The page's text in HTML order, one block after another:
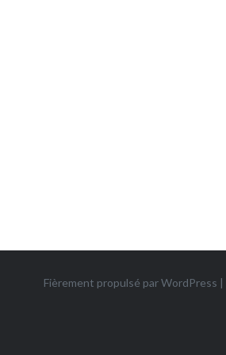
Fièrement propulsé par WordPress |